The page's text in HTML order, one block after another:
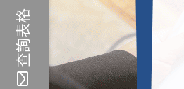
查詢表格